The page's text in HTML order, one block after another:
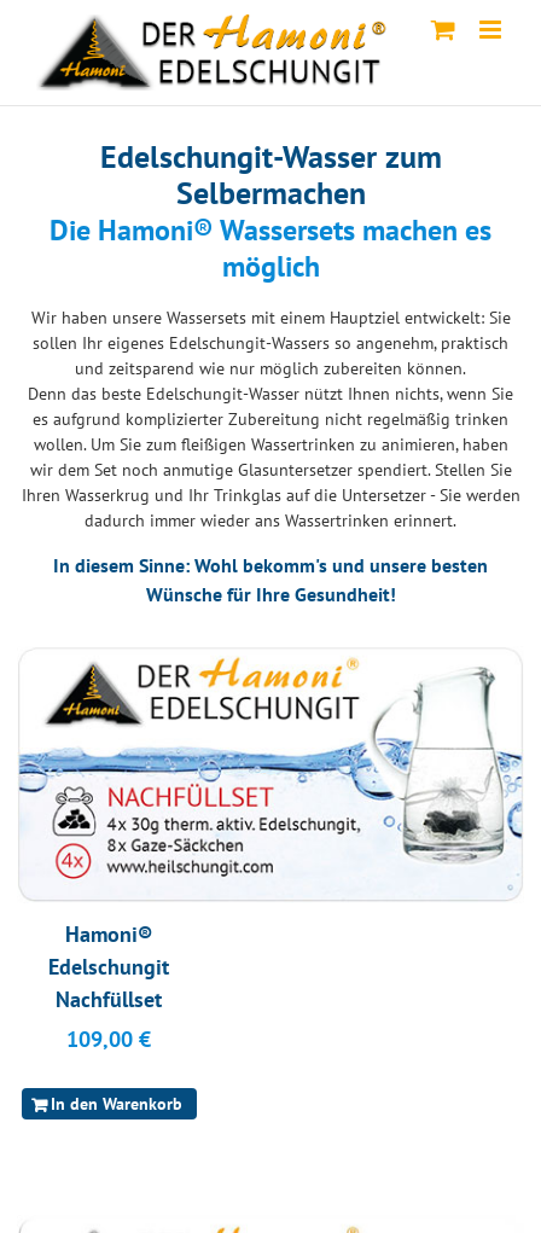
content
Edelschungit-Wasser zum
Selbermachen
Die Hamoni® Wassersets machen es
möglich
Wir haben unsere Wassersets mit einem Hauptziel entwickelt: Sie
sollen Ihr eigenes Edelschungit-Wassers so angenehm, praktisch
und zeitsparend wie nur möglich zubereiten können.
Denn das beste Edelschungit-Wasser nützt Ihnen nichts, wenn Sie
es aufgrund komplizierter Zubereitung nicht regelmäßig trinken
wollen. Um Sie zum fleißigen Wassertrinken zu animieren, haben
wir dem Set noch anmutige Glasuntersetzer spendiert. Stellen Sie
Ihren Wasserkrug und Ihr Trinkglas auf die Untersetzer - Sie werden
dadurch immer wieder ans Wassertrinken erinnert.
In diesem Sinne: Wohl bekomm's und unsere besten
Wünsche für Ihre Gesundheit!
Hamoni®
Edelschungit
Nachfüllset
109,00 €
In den Warenkorb